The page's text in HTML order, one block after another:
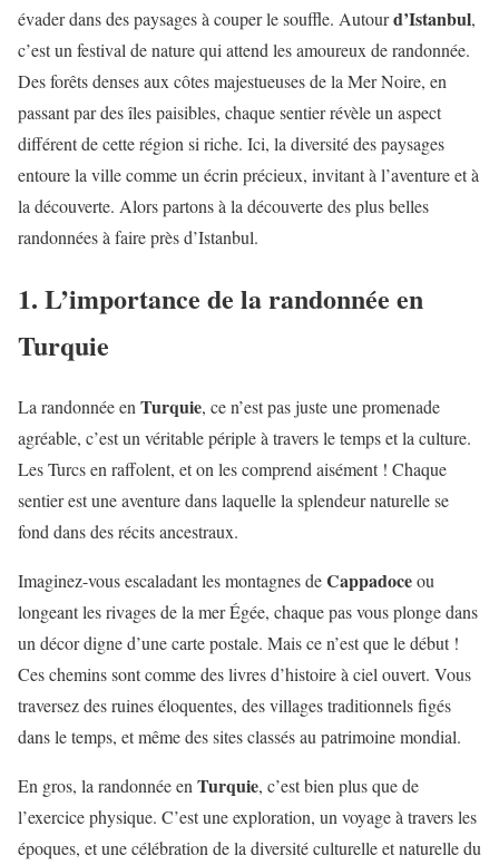
évader dans des paysages à couper le souffle. Autourd’Istanbul,
c’est un festival de nature qui attend les amoureux de randonnée.
Des forêts denses aux côtes majestueuses de la Mer Noire, en
passant par des îles paisibles, chaque sentier révèle un aspect
différent de cette région si riche. Ici, la diversité des paysages
entoure la ville comme un écrin précieux, invitant à l’aventure et à
la découverte. Alors partons à la découverte des plus belles
randonnées à faire près d’Istanbul.
1. L’importance de la randonnée en
Turquie
La randonnée en Turquie, ce n’est pas juste une promenade
agréable, c’est un véritable périple à travers le temps et la culture.
Les Turcs en raffolent, et on les comprend aisément ! Chaque
sentier est une aventure dans laquelle la splendeur naturelle se
fond dans des récits ancestraux.
Imaginez-vous escaladant les montagnes deCappadoceou
longeant les rivages de la mer Égée, chaque pas vous plonge dans
un décor digne d’une carte postale. Mais ce n’est que le début !
Ces chemins sont comme des livres d’histoire à ciel ouvert. Vous
traversez des ruines éloquentes, des villages traditionnels figés
dans le temps, et même des sites classés au patrimoine mondial.
En gros, la randonnée en Turquie, c’est bien plus que de
l’exercice physique. C’est une exploration, un voyage à travers les
époques, et une célébration de la diversité culturelle et naturelle du